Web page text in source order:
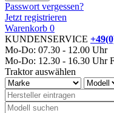
Passwort vergessen?
Jetzt registrieren
Warenkorb 0
KUNDENSERVICE
Mo-Do: 07.30 - 12.00 Uhr
Mo-Do: 12.30 - 16.30 Uhr
Traktor auswählen